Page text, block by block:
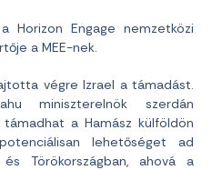
Horizon Engage nemzetközi
a MEE-nek.
végre Izrael a támadást.
miniszterelnök szerdán
a Hamász külföldön
lehetőséget ad
Törökországban, ahová a